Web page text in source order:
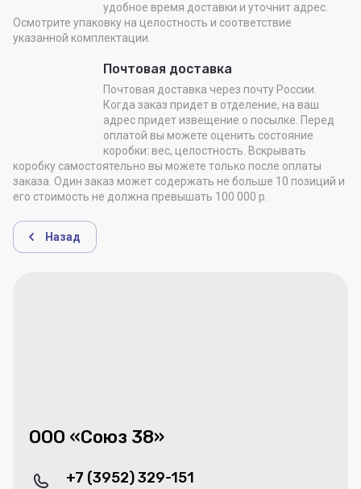
удобное время доставки и уточнит адрес.
Осмотрите упаковку на целостность и соответствие
указанной комплектации.
Почтовая доставка
Почтовая доставка через почту России.
Когда заказ придет в отделение, на ваш
адрес придет извещение о посылке. Перед
оплатой вы можете оценить состояние
коробки: вес, целостность. Вскрывать
коробку самостоятельно вы можете только после оплаты
заказа. Один заказ может содержать не больше 10 позиций и
его стоимость не должна превышать 100 000 р.
Назад
ООО «Союз 38»
+7 (3952) 329-151